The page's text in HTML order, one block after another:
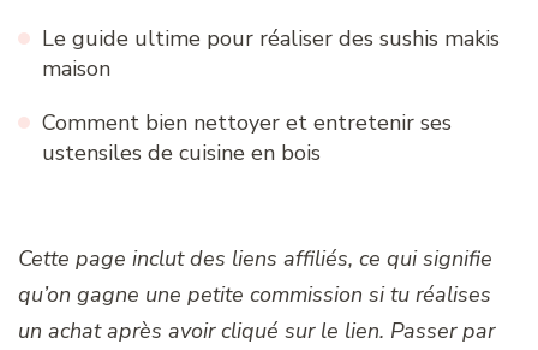
Le guide ultime pour réaliser des sushis makis
maison
Comment bien nettoyer et entretenir ses
ustensiles de cuisine en bois
Cette page inclut des liens affiliés, ce qui signifie
qu’on gagne une petite commission si tu réalises
un achat après avoir cliqué sur le lien. Passer par